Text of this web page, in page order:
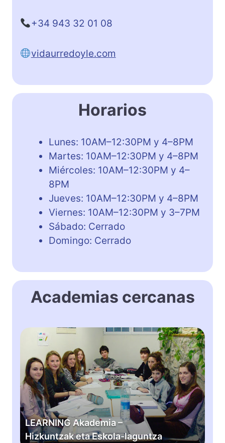
+34 943 32 01 08
vidaurredoyle.com
Horarios
Lunes: 10AM–12:30PM y 4–8PM
Martes: 10AM–12:30PM y 4–8PM
Miércoles: 10AM–12:30PM y 4–
8PM
Jueves: 10AM–12:30PM y 4–8PM
Viernes: 10AM–12:30PM y 3–7PM
Sábado: Cerrado
Domingo: Cerrado
Academias cercanas
LEARNING Akademia –
Hizkuntzak eta Eskola-laguntza
L
N
I
N
G